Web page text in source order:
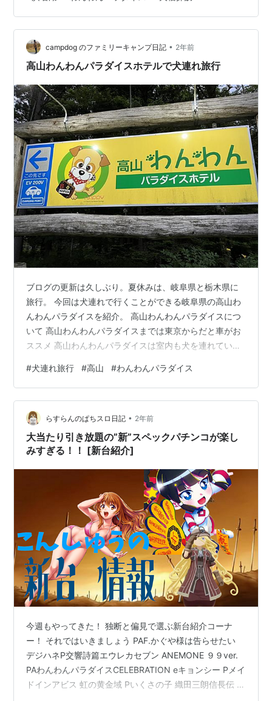
ンクッチェッタとペロはまなこ）ですが、最近は浜名湖
周辺の犬宿が増えてきました。今回のわんわんパラダイ
スも昔は無かったですからね～。 ・・・ということで、
八ヶ岳や蓼科のわんパラは昔からよく使っていました
が、浜名湖のわんパラに初めて行ってきました。 あかり
campdog のファミリーキャンプ日記 • 2年前
高山わんわんパラダイスホテルで犬連れ旅行
ブログの更新は久しぶり。夏休みは、岐阜県と栃木県に
旅行。 今回は犬連れで行くことができる岐阜県の高山わ
んわんパラダイスを紹介。 高山わんわんパラダイスにつ
いて 高山わんわんパラダイスまでは東京からだと車がお
ススメ 高山わんわんパラダイスは室内も犬を連れていけ
わんパラダイスの良かった点 お風呂は全室貸し切り風呂
を利用 食事も犬連れで楽しむことができる 高山わんわん
パラダイスの気になった点 宿として気になる点はこれと
いってなし！ 高山市内まで遠い（アクセスがよくない）
楽しかったおススメの観光スポット ガッタンゴー（犬連
れは一部コースのみ） 高…
#犬連れ旅行 #高山 #わんわんパラダイス
らすらんのぱちスロ日記 • 2年前
大当たり引き放題の”新”スペックパチンコが楽し
みすぎる！！ [新台紹介]
今週もやってきた！ 独断と偏見で選ぶ新台紹介コーナ
ー！ それではいきましょう PAF.かぐや様は告らせたい
デジハネP交響詩篇エウレカセブン ANEMONE ９９ver.
PAわんわんパラダイスCELEBRATION eキョンシー Pメイ
ドインアビス 虹の黄金域 Pいくさの子 織田三朗信長伝 L